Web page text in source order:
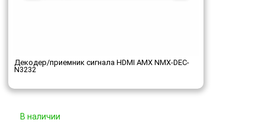
Декодер/приемник сигнала HDMI AMX NMX-DEC-
N3232
В наличии